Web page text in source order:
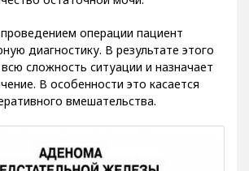
операции пациент
диагностику. В результате этого
сложность ситуации и назначает
В особенности это касается
вмешательства.